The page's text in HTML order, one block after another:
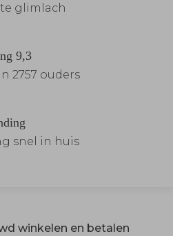
glimlach
9,3
2757 ouders
snel in huis
winkelen en betalen